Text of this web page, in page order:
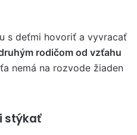
s deťmi hovoriť a vyvracať
rodičom od vzťahu
nemá na rozvode žiaden
stýkať